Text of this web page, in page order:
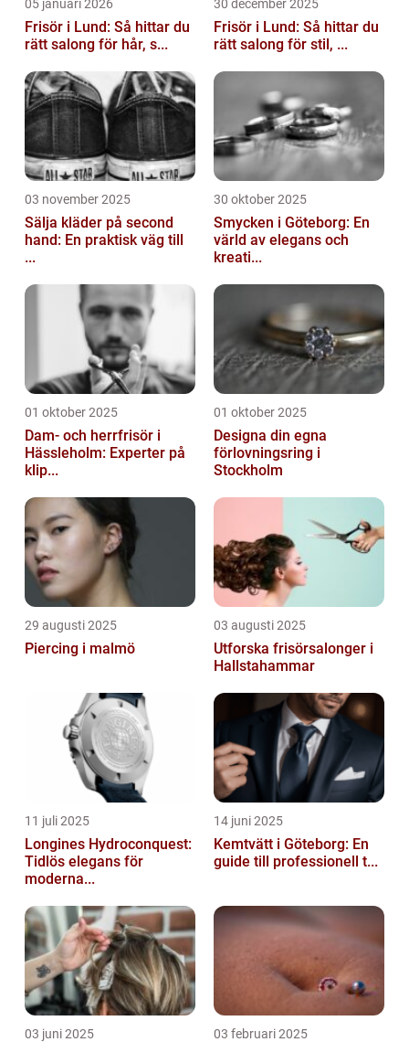
05 januari 2026
Frisör i Lund: Så hittar du
rätt salong för hår, s...
30 december 2025
Frisör i Lund: Så hittar du
rätt salong för stil, ...
03 november 2025
Sälja kläder på second
hand: En praktisk väg till
...
30 oktober 2025
Smycken i Göteborg: En
värld av elegans och
kreati...
01 oktober 2025
Dam- och herrfrisör i
Hässleholm: Experter på
klip...
01 oktober 2025
Designa din egna
förlovningsring i
Stockholm
29 augusti 2025
Piercing i malmö
03 augusti 2025
Utforska frisörsalonger i
Hallstahammar
11 juli 2025
Longines Hydroconquest:
Tidlös elegans för
moderna...
14 juni 2025
Kemtvätt i Göteborg: En
guide till professionell t...
03 juni 2025 03 februari 2025